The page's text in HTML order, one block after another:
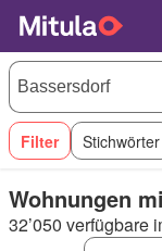
Filter Stichwörter
Wohnungen
32’050 verfügbare